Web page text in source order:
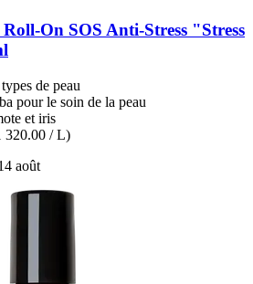
​On SOS Anti-​Stress "Stress
de peau
pour le soin de la peau
et iris
320.00 / L)
août